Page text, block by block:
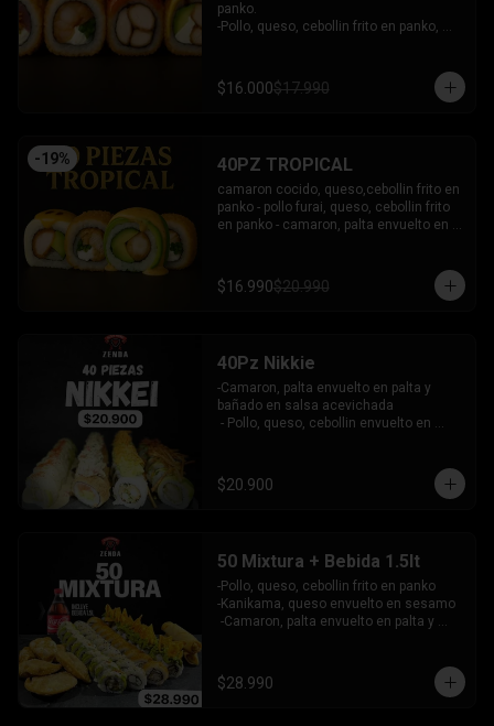
panko.
-Pollo, queso, cebollin frito en panko,
bañado en salsa tari y dulce.
-Atun, queso, cebollin frito en panko.
$16.000$17.990
-19% 40PZ TROPICAL
camaron cocido, queso,cebollin frito en
panko - pollo furai, queso, cebollin frito
en panko - camaron, palta envuelto en
bañado en salsa de maracuya
INCLUYE: 3 SALSAS - 2 PALITOS
$16.990$20.990
40Pz Nikkie
-Camaron, palta envuelto en palta y
bañado en salsa acevichada
- Pollo, queso, cebollin envuelto en
guacamole y wantanes fritos
- Salmon, palta envuelto en nori frito en
$20.900
50 Mixtura + Bebida 1.5lt
-Pollo, queso, cebollin frito en panko
-Kanikama, queso envuelto en sesamo
-Camaron, palta envuelto en palta y
guacamole y nachos crocantes
- 5 arrollado primavera -  5 Gyosas
$28.990